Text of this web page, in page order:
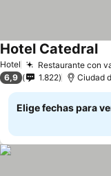
Hotel Restaurante con
Hotel Catedral
6,9 1.822 Ciudad
Elige fechas para